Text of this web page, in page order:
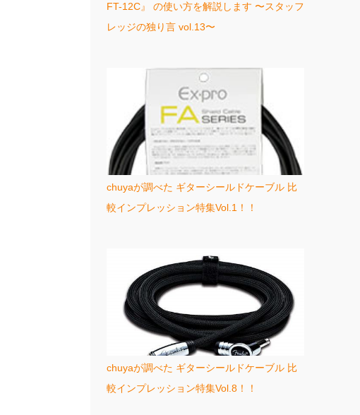
FT-12C』 の使い方を解説します 〜スタッフ
レッジの独り言 vol.13〜
chuyaが調べた ギターシールドケーブル 比
較インプレッション特集Vol.1！！
chuyaが調べた ギターシールドケーブル 比
較インプレッション特集Vol.8！！